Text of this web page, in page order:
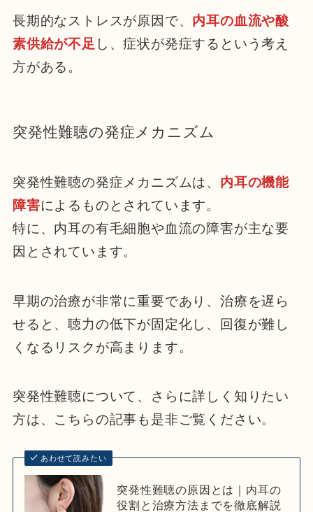
長期的なストレスが原因で、 内耳の血流や酸
素供給が不足 し、症状が発症するという考え
方がある。
突発性難聴の発症メカニズム
突発性難聴の発症メカニズムは、 内耳の機能
障害によるものとされています。
特に、内耳の有毛細胞や血流の障害が主な要
因とされています。
早期の治療が非常に重要であり、治療を遅ら
せると、聴力の低下が固定化し、回復が難し
くなるリスクが高まります。
突発性難聴について、さらに詳しく知りたい
方は、こちらの記事も是非ご覧ください。
あわせて読みたい
突発性難聴の原因とは｜内耳の
役割と治療方法までを徹底解説